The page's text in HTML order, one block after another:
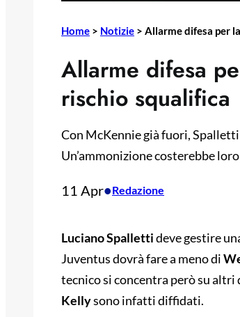
Home > Notizie > Allarme difesa per
Allarme difesa
rischio squalifica
Con McKennie già fuori,
Un’ammonizione costerebbe
11 Apr•Redazione
Luciano Spallettideve gestire
Juventus dovrà fare a meno di
tecnico si concentra però su
Kellysono infatti diffidati.